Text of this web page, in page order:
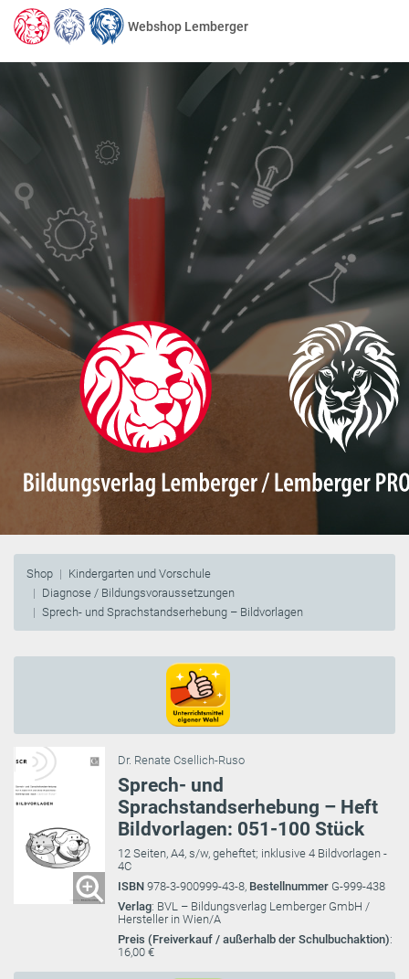
Webshop Lemberger
Shop
Kindergarten und Vorschule
Diagnose / Bildungsvoraussetzungen
Sprech- und Sprachstandserhebung – Bildvorlagen
Dr. Renate Csellich-Ruso
Sprech- und
Sprachstandserhebung – Heft
Bildvorlagen: 051-100 Stück
12 Seiten, A4, s/w, geheftet; inklusive 4 Bildvorlagen -
4C
ISBN 978-3-900999-43-8, Bestellnummer G-999-438
Verlag: BVL – Bildungsverlag Lemberger GmbH /
Hersteller in Wien/A
Preis (Freiverkauf / außerhalb der Schulbuchaktion):
16,00 €